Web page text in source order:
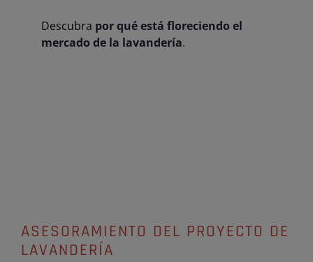
Descubra por qué está floreciendo el
mercado de la lavandería.
ASESORAMIENTO DEL PROYECTO DE
LAVANDERÍA